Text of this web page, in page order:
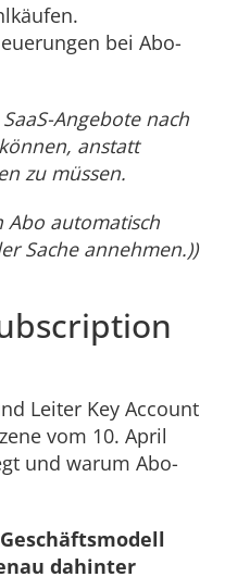
bei Abo-
Angebote nach
anstatt
zu müssen.
Abo automatisch
Sache annehmen.))
Leiter Key Account
vom 10. April
und warum Abo-
dahinter